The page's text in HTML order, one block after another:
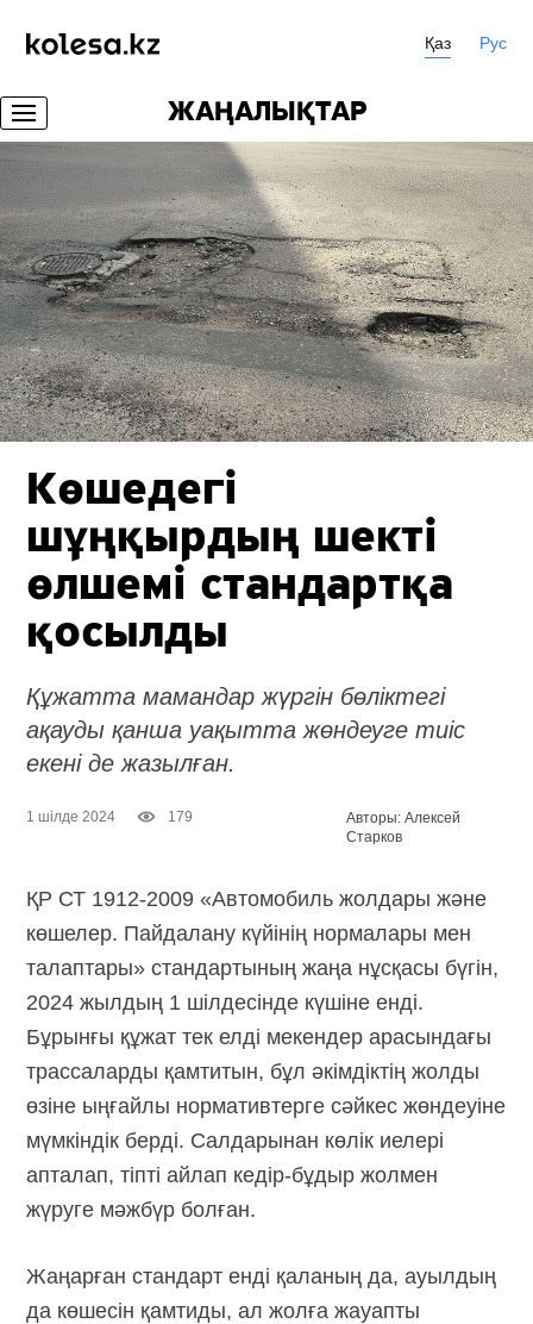
Қаз Рус
ЖАҢАЛЫҚТАР
Көшедегі
шұңқырдың шекті
өлшемі стандартқа
қосылды
Құжатта мамандар жүргін бөліктегі
ақауды қанша уақытта жөндеуге тиіс
екені де жазылған.
1 шілде 2024 179
Авторы: Алексей
Старков
ҚР СТ 1912-2009 «Автомобиль жолдары және
көшелер. Пайдалану күйінің нормалары мен
талаптары» стандартының жаңа нұсқасы бүгін,
2024 жылдың 1 шілдесінде күшіне енді.
Бұрынғы құжат тек елді мекендер арасындағы
трассаларды қамтитын, бұл әкімдіктің жолды
өзіне ыңғайлы нормативтерге сәйкес жөндеуіне
мүмкіндік берді. Салдарынан көлік иелері
апталап, тіпті айлап кедір-бұдыр жолмен
жүруге мәжбүр болған.
Жаңарған стандарт енді қаланың да, ауылдың
да көшесін қамтиды, ал жолға жауапты